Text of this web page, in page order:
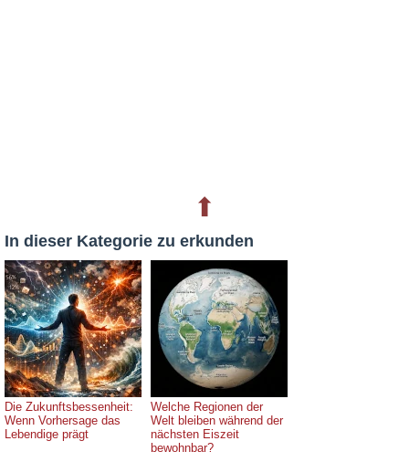
⬆
In dieser Kategorie zu erkunden
Die Zukunftsbessenheit:
Wenn Vorhersage das
Lebendige prägt
Welche Regionen der
Welt bleiben während der
nächsten Eiszeit
bewohnbar?